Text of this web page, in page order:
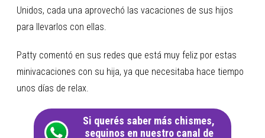
Unidos, cada una aprovechó las vacaciones de sus hijos
para llevarlos con ellas.
Patty comentó en sus redes que está muy feliz por estas
minivacaciones con su hija, ya que necesitaba hace tiempo
unos días de relax.
Si querés saber más chismes,
seguinos en nuestro canal de